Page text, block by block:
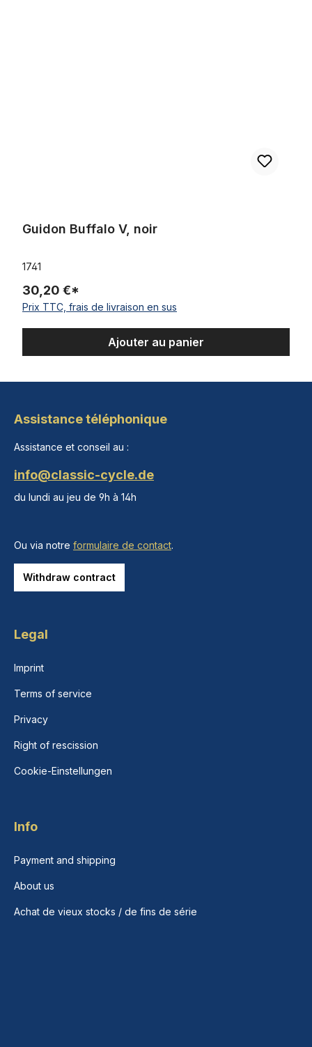
Guidon Buffalo V, noir
1741
30,20 €*
Prix TTC, frais de livraison en sus
Ajouter au panier
Assistance téléphonique
Assistance et conseil au :
info@classic-cycle.de
du lundi au jeu de 9h à 14h
Ou via notre formulaire de contact.
Withdraw contract
Legal
Imprint
Terms of service
Privacy
Right of rescission
Cookie-Einstellungen
Info
Payment and shipping
About us
Achat de vieux stocks / de fins de série